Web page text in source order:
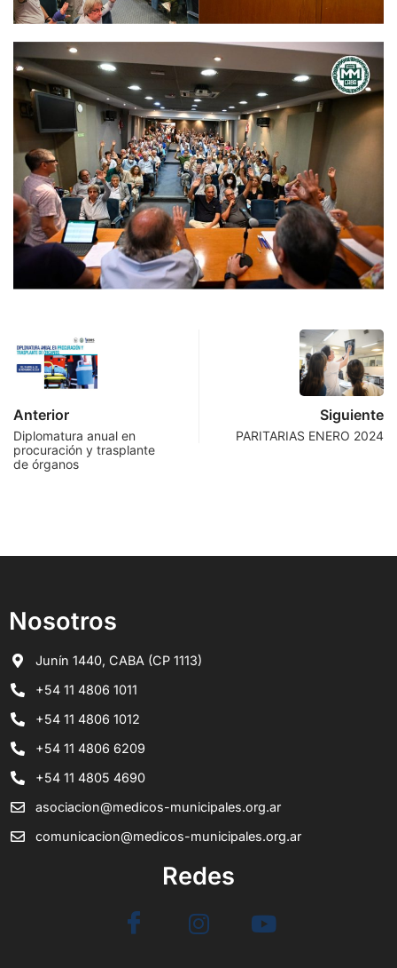
Anterior
Diplomatura anual en
procuración y trasplante
de órganos
Siguiente
PARITARIAS ENERO 2024
Nosotros
Junín 1440, CABA (CP 1113)
+54 11 4806 1011
+54 11 4806 1012
+54 11 4806 6209
+54 11 4805 4690
asociacion@medicos-municipales.org.ar
comunicacion@medicos-municipales.org.ar
Redes